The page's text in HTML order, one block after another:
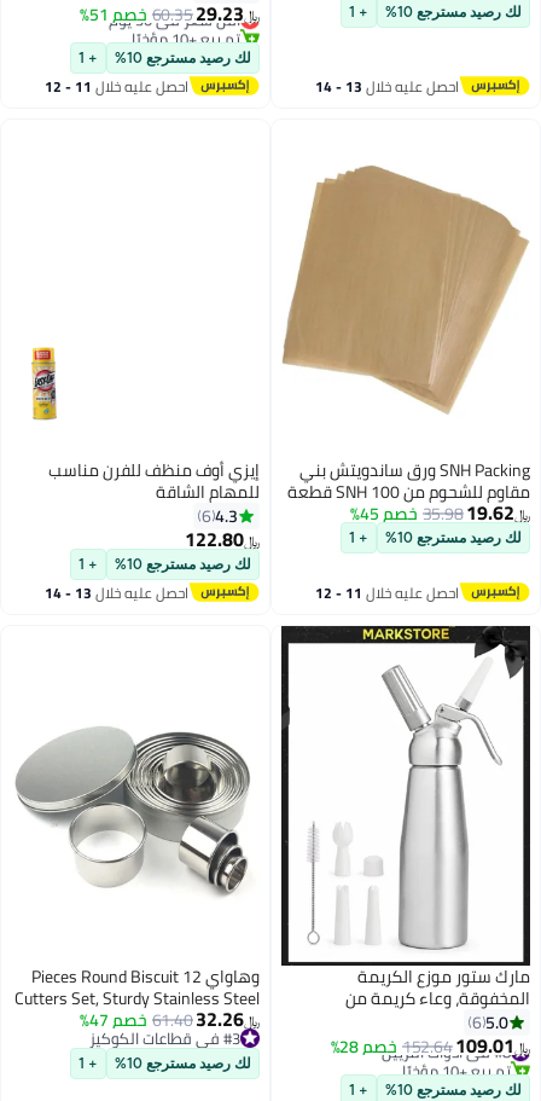
بالإيبوكسي، خالي من PFAS و BPA
لك رصيد مسترجع 10% + 1
احصل عليه خلال 13 - 14
بلاستيكية للزيوت العطرية، متدرجة،
مل، شفاف
﷼‏29.23
60.35خصم 51% أقل سعر في 30 يوم
تم بيع +10 مؤخرًا
أقل سعر في 30 يوم
لك رصيد مسترجع 10% + 1
احصل عليه خلال 11 - 12
SNH Packing ورق ساندويتش بني
مقاوم للشحوم من SNH 100 قطعة
- بطانات سلة الطعام الطبيعية،
غلاف مقاوم للمعجنات، البسكويت،
الوجبات الخفيفة المقلية، الشواء
في المخابز، المطاعم، الحفلات.
﷼‏19.62
35.98خصم 45%
لك رصيد مسترجع 10% + 1
احصل عليه خلال 11 - 12
إيزي أوف منظف للفرن مناسب
للمهام الشاقة
4.3
6
﷼‏122.80
لك رصيد مسترجع 10% + 1
احصل عليه خلال 13 - 14
مارك ستور موزع الكريمة
المخفوقة، وعاء كريمة من
شاحن كريمة 500 مل لحلوى الكيك
والجبن
5.0
6
﷼‏109.01
152.64خصم 28% #8 في أدوات التزيين
تم بيع +10 مؤخرًا
#8 في أدوات التزيين
لك رصيد مسترجع 10% + 1
وهاواي 12 Pieces Round Biscuit
Cutters Set, Sturdy Stainless Steel
Circle Round Cookie Cutters in
Graduated Sizes Shape Molds for
Pastries Doughs
﷼‏32.26
61.40خصم 47%
#3 في قطاعات الكوكيز
#3 في قطاعات الكوكيز
لك رصيد مسترجع 10% + 1